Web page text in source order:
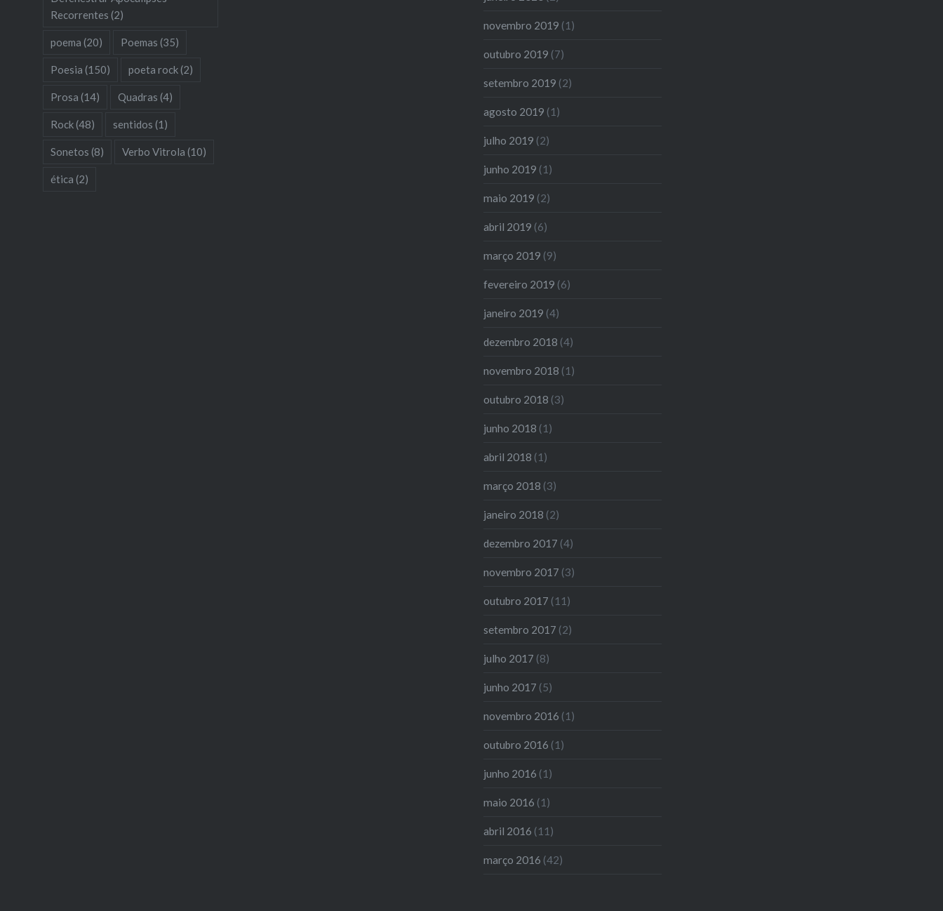
novembro 2019 (1)
outubro 2019 (7)
setembro 2019 (2)
agosto 2019 (1)
julho 2019 (2)
junho 2019 (1)
maio 2019 (2)
abril 2019 (6)
março 2019 (9)
fevereiro 2019 (6)
janeiro 2019 (4)
dezembro 2018 (4)
novembro 2018 (1)
outubro 2018 (3)
junho 2018 (1)
abril 2018 (1)
março 2018 (3)
janeiro 2018 (2)
dezembro 2017 (4)
novembro 2017 (3)
outubro 2017 (11)
setembro 2017 (2)
julho 2017 (8)
junho 2017 (5)
novembro 2016 (1)
outubro 2016 (1)
junho 2016 (1)
maio 2016 (1)
abril 2016 (11)
março 2016 (42)
Recorrentes (2)
poema (20) Poemas (35)
Poesia (150) poeta rock(2)
Prosa (14) Quadras (4)
Rock(48) sentidos (1)
Sonetos (8) Verbo Vitrola (10)
ética (2)